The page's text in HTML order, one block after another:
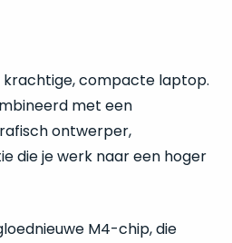
krachtige, compacte laptop.
met een
ontwerper,
die je werk naar een hoger
M4-chip, die